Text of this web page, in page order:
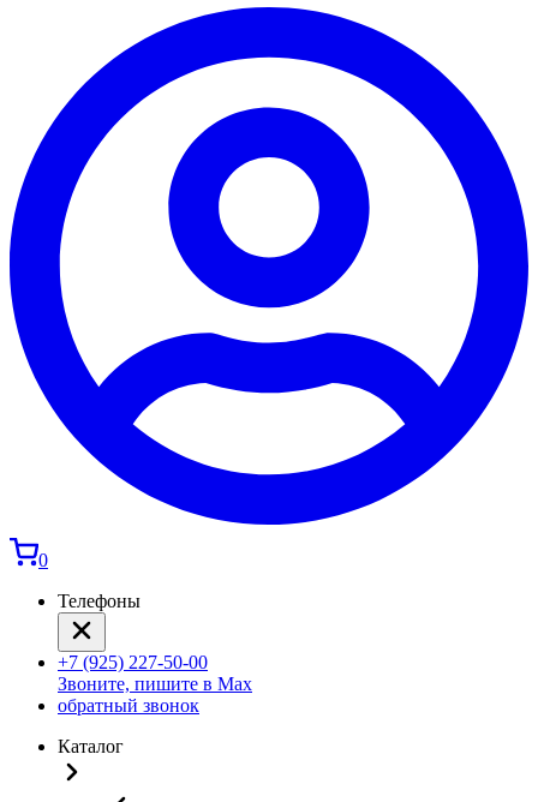
0
Телефоны
+7 (925) 227-50-00
Звоните, пишите в Max
обратный звонок
Каталог